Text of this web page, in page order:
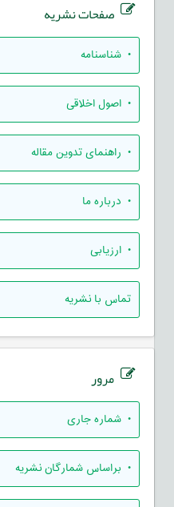
صفحات نشریه
• شناسنامه
• اصول اخلاقی
• راهنمای تدوين مقاله
• درباره ما
• ارزيابی
تماس با نشریه
مرور
• شماره جاری
• براساس شمارگان نشریه